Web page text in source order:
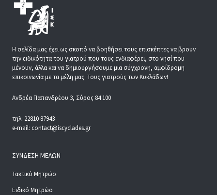
Η σελίδα μας έχει ως σκοπό να βοηθήσει τους επισκέπτες να βρουν
την ειδικότητα του γιατρού που τους ενδιαφέρει, στο νησί που
μένουν, άλλα και να δημιουργήσουμε μια σύγχρονη, αμφίδρομη
επικοινωνία με τα μέλη μας. Τους γιατρούς των Κυκλάδων!
Ανδρέα Παπανδρέου 3, Σύρος 84 100
τηλ: 22810 87943
e-mail: contact@iscyclades.gr
ΣΎΝΔΕΣΗ ΜΕΛΏΝ
Τακτικό Μητρώο
Ειδικό Μητρώο